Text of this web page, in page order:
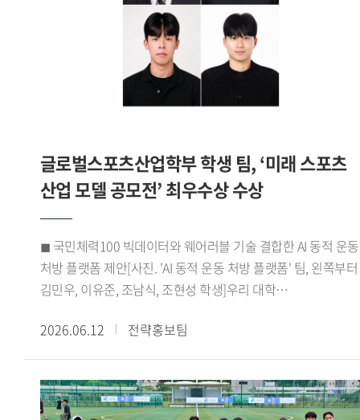
구축, 해외 바이어 발굴, 화상 미팅 등 해외영업 전 과정을 직접
수행했다. 특히 기업별 산업 특성을 분석해 적합한 해외 시장을
발굴하고 맞춤형 진출 전략을 수립해 참여 기업 모두의 현지
바이어 미팅을 성사시키며 우수한 성과를 거뒀다. 이 같은
성과를 바탕으로 HUFSPORT팀은 최우수상을 수상하며 실무
적용하며 글로벌 비즈니스 역량을 키울 수 있었다 며 팀원들과
긴밀하게 소통하고 협력하며 문제를 해결해 온 결과
최우수상이라는 뜻깊은 성과를 거둘 수 있어 더욱 의미 있는
대학일자리플러스본부(본부장 신근혜)는 앞으로도 서울시
서울영커리언스 사업에 참여해 학생들에게 실무 중심의 직무
경험 기회를 제공할 예정이다. 또한 고용노동부 재학생 맞춤형
진로 취업 역량 강화를 적극 지원할 계획이다.
글로벌스포츠산업학부 학생 팀, ‘미래 스포츠
산업 모델 공모전’ 최우수상 수상
◼ 국민체력100 빅데이터와 웨어러블 기술 결합한 AI 동적 운동
처방 플랫폼 제안[사진. 'AI 동적 운동 처방 플랫폼' 팀, 왼쪽부터
김민우, 이유준, 조남식, 조현성 학생]우리 대학
동적 운동 처방 플랫폼 팀(김민우 이유준 조남식 조현성)이 지난
5월 21일 한국문화스포츠학회가 주최한 미래 스포츠 산업 모델
공모전 바이오헬스 부문에서 최우수상을 수상했다.이번
공모전은 디지털 헬스케어 기술과 공공데이터를 활용해 국민
2026.06.12 전략홍보팀